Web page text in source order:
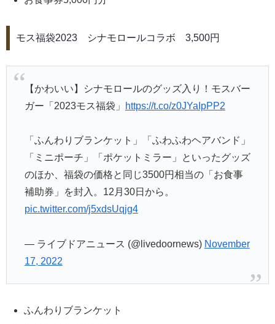
モス福袋2023 シナモロールコラボ 3,500円
【かわいい】シナモロールのグッズ入り！モスバー
ガー「2023モス福袋」
https://t.co/z0JYaIpPP2
「ふんわりブランケット」「ふわふわヘアバンド」
「ミニポーチ」「ポケットミラー」といったグッズ
のほか、福袋の価格と同じ3500円相当の「お食事
補助券」を封入。12月30日から。
pic.twitter.com/j5xdsUqjg4
— ライブドアニュース (@livedoornews) November
17, 2022
ふんわりブランケット